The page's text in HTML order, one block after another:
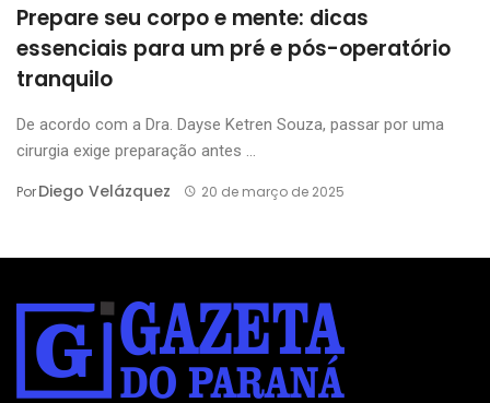
Prepare seu corpo e mente: dicas
essenciais para um pré e pós-operatório
tranquilo
De acordo com a Dra. Dayse Ketren Souza, passar por uma
cirurgia exige preparação antes ...
PorDiego Velázquez 20 de março de 2025